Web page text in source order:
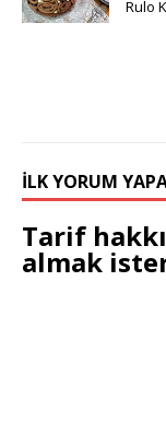
Rulo
İLK YORUM
Tarif
almak